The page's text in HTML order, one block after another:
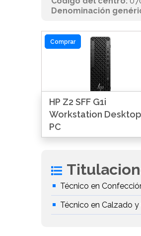
Denominación
Comprar
HP Z2 SFF G1i
Workstation Desktop
PC
Técnico en
Técnico en Calzado